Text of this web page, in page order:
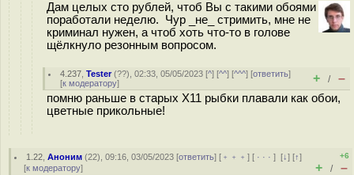
Дам целых сто рублей, чтоб Вы с такими обоями
поработали неделю. Чур _не_ стримить, мне не
криминал нужен, а чтоб хоть что-то в голове
щёлкнуло резонным вопросом.
4.237 ,Tester(??), 02:33, 05/05/2023 [^] [^^] [^^^] [ответить]
[к модератору] + / –
помню раньше в старых X11 рыбки плавали как обои,
цветные прикольные!
1.22 ,Аноним (22), 09:16, 03/05/2023 [ответить] [ ﹢﹢﹢] [ · · ·][↓] [↑]
[к модератору]
+6
+ / –